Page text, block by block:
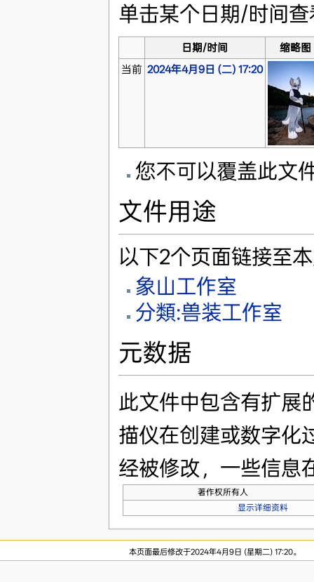
单击某个日期/时间
日期/时间
缩略图
当前 2024年4月9日 (二) 17:20
您不可以覆盖此文
文件用途
以下2个页面链接至
象山工作室
分類:兽装工作室
元数据
此文件中包含有扩展
描仪在创建或数字化
经被修改，一些信息
著作权所有人
显示详细资料
本页面最后修改于2024年4月9日 (星期二) 17:20。